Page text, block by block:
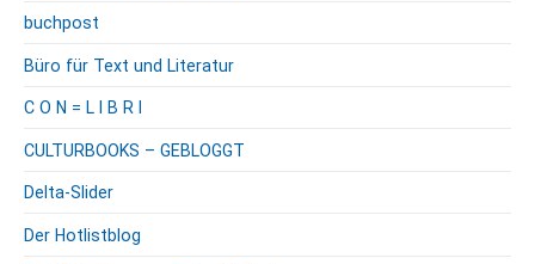
buchpost
Büro für Text und Literatur
C O N = L I B R I
CULTURBOOKS – GEBLOGGT
Delta-Slider
Der Hotlistblog